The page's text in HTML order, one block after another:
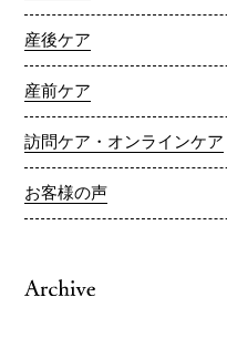
産後ケア
産前ケア
訪問ケア・オンラインケア
お客様の声